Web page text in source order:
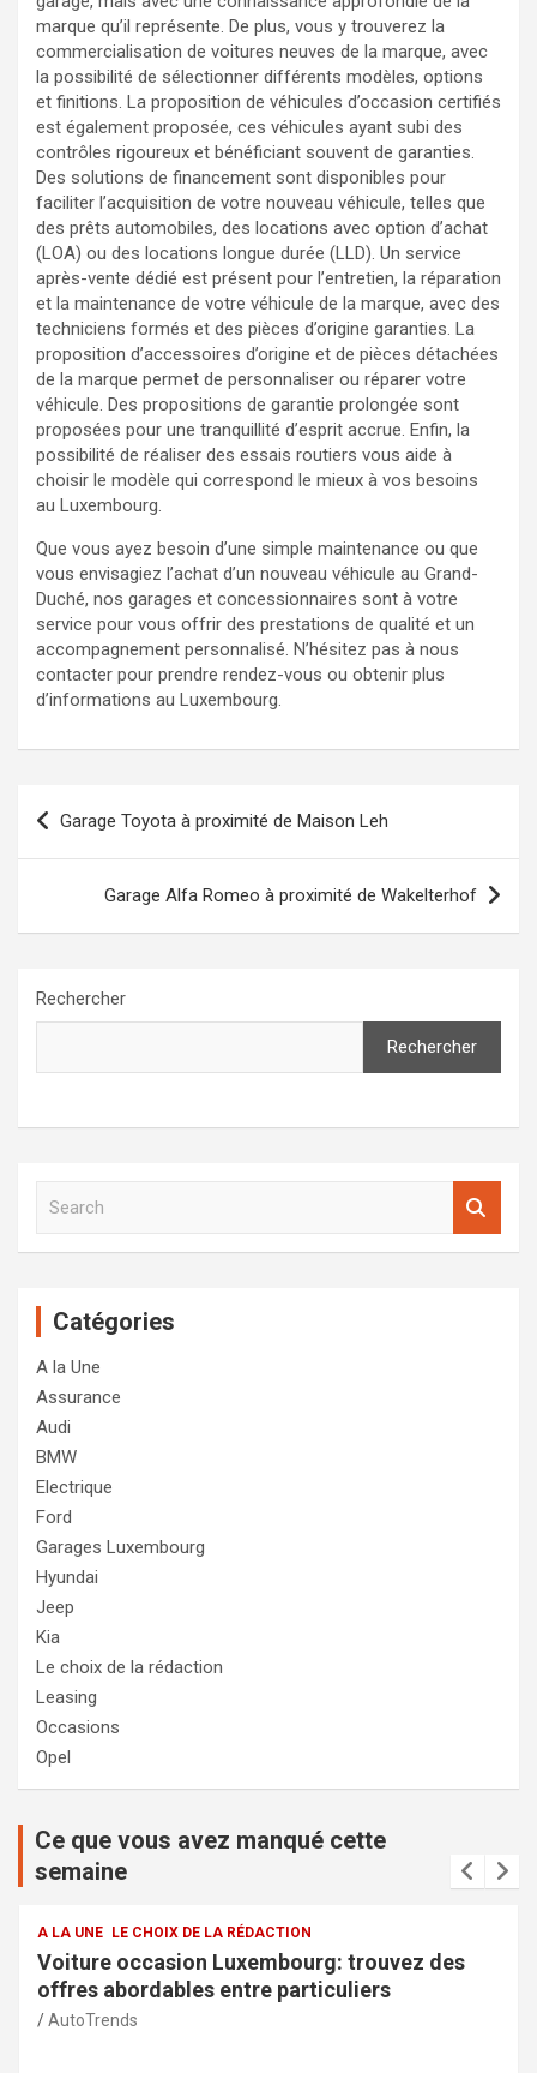
marque qu’il représente. De plus, vous y trouverez la
commercialisation de voitures neuves de la marque, avec
la possibilité de sélectionner différents modèles, options
et finitions. La proposition de véhicules d’occasion certifiés
est également proposée, ces véhicules ayant subi des
contrôles rigoureux et bénéficiant souvent de garanties.
Des solutions de financement sont disponibles pour
faciliter l’acquisition de votre nouveau véhicule, telles que
des prêts automobiles, des locations avec option d’achat
(LOA) ou des locations longue durée (LLD). Un service
après-vente dédié est présent pour l’entretien, la réparation
et la maintenance de votre véhicule de la marque, avec des
techniciens formés et des pièces d’origine garanties. La
proposition d’accessoires d’origine et de pièces détachées
de la marque permet de personnaliser ou réparer votre
véhicule. Des propositions de garantie prolongée sont
proposées pour une tranquillité d’esprit accrue. Enfin, la
possibilité de réaliser des essais routiers vous aide à
choisir le modèle qui correspond le mieux à vos besoins
au Luxembourg.
Que vous ayez besoin d’une simple maintenance ou que
vous envisagiez l’achat d’un nouveau véhicule au Grand-
Duché, nos garages et concessionnaires sont à votre
service pour vous offrir des prestations de qualité et un
accompagnement personnalisé. N’hésitez pas à nous
contacter pour prendre rendez-vous ou obtenir plus
d’informations au Luxembourg.
Navigation
de
l’article
Garage Toyota à proximité de Maison Leh
Garage Alfa Romeo à proximité de Wakelterhof
Rechercher
Rechercher
Catégories
A la Une
Assurance
Audi
BMW
Electrique
Ford
Garages Luxembourg
Hyundai
Jeep
Kia
Le choix de la rédaction
Leasing
Occasions
Opel
Ce que vous avez manqué cette
semaine
des
A LA UNE LE CHOIX DE LA RÉDACTION
Services de la police municipale
sécurité et transparence pour la